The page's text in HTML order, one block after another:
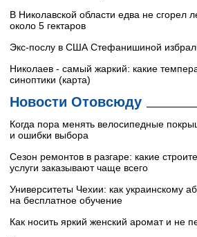
В Николавской области едва не сгорел
около 5 гектаров
Экс-послу в США Стефанишиной
Николаев - самый жаркий: какие
синоптики (карта)
Новости Отовсюду
Когда пора менять велосипедные
и ошибки выбора
Сезон ремонтов в разгаре: какие
услуги заказывают чаще всего
Университеты Чехии: как украинскому
на бесплатное обучение
Как носить яркий женский аромат и не